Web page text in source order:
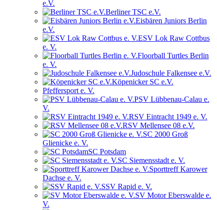
e.V.
Berliner TSC e.V.
Eisbären Juniors Berlin
e.V.
ESV Lok Raw Cottbus
e. V.
Floorball Turtles Berlin
e. V.
Judoschule Falkensee e.V.
Köpenicker SC e.V.
Pfeffersport e. V.
PSV Lübbenau-Calau e.
V.
RSV Eintracht 1949 e. V.
RSV Mellensee 08 e.V.
SC 2000 Groß
Glienicke e. V.
SC Potsdam
SC Siemensstadt e. V.
Sporttreff Karower
Dachse e. V.
SSV Rapid e. V.
SV Motor Eberswalde e.
V.